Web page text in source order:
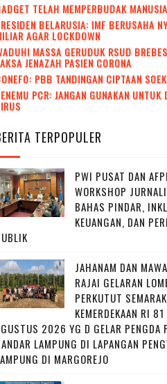
TELAH MEMPERBUDAK
BELARUSIA: IMF BERUSAHA
AGAR LOCKDOWN
MASSA GERUDUK RSUD
JENAZAH PASIEN CORONA
PBB TANDINGAN CIPTAAN
PCR: JANGAN GUNAKAN UNTUK
TERPOPULER
PWI PUSAT DAN
WORKSHOP
BAHAS PINDAR,
KEUANGAN, DAN
JAHANAM DAN
RAJAI GELARAN
PERKUTUT SEMARAK
KEMERDEKAAN RI
2026 YG D GELAR PENGDA
LAMPUNG DI LAPANGAN
DI MARGOREJO